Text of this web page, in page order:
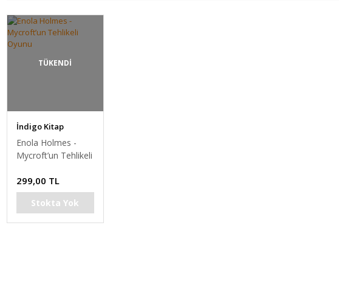
TÜKENDİ
İndigo Kitap
Enola Holmes -
Mycroft’un Tehlikeli
299,00 TL
Stokta Yok